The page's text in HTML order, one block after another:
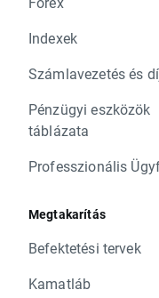
Indexek
Számlavezetés és
Pénzügyi eszközök
táblázata
Professzionális
Megtakarítás
Befektetési tervek
Kamatláb